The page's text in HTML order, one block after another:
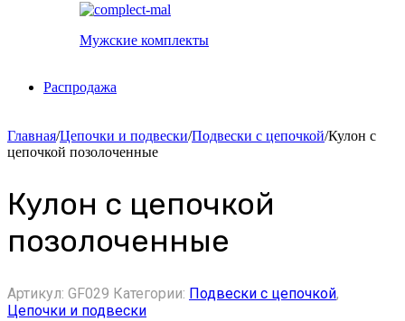
Мужские комплекты
Распродажа
Главная/Цепочки и подвески/Подвески с цепочкой/Кулон с
цепочкой позолоченные
Кулон с цепочкой
позолоченные
Артикул: GF029 Категории: Подвески с цепочкой,
Цепочки и подвески